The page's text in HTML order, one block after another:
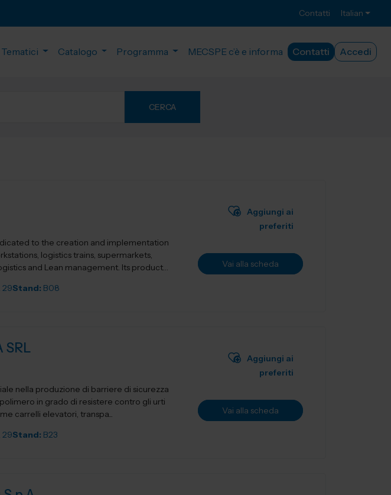
Contatti Italian
Catalogo Programma MECSPE c’è e informa Contatti Accedi
CERCA
to the creation and implementation
logistics trains, supermarkets,
and Lean management. Its product
29Stand: B08
Aggiungi ai
preferiti
Vai alla scheda
SRL
nella produzione di barriere di sicurezza
in grado di resistere contro gli urti
carrelli elevatori, transpa...
29Stand: B23
Aggiungi ai
preferiti
Vai alla scheda